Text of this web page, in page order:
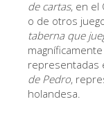
de cartas, en el
o de otros
taberna que
representadas
de Pedro,
holandesa.